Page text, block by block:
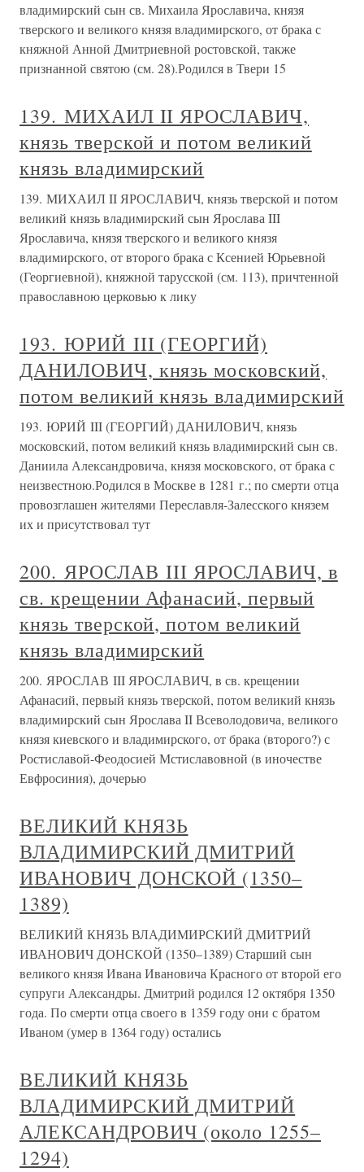
владимирский сын св. Михаила Ярославича, князя
тверского и великого князя владимирского, от брака с
княжной Анной Дмитриевной ростовской, также
признанной святою (см. 28).Родился в Твери 15
139. МИХАИЛ II ЯРОСЛАВИЧ,
князь тверской и потом великий
князь владимирский
139. МИХАИЛ II ЯРОСЛАВИЧ, князь тверской и потом
великий князь владимирский сын Ярослава III
Ярославича, князя тверского и великого князя
владимирского, от второго брака с Ксенией Юрьевной
(Георгиевной), княжной тарусской (см. 113), причтенной
православною церковью к лику
193. ЮРИЙ III (ГЕОРГИЙ)
ДАНИЛОВИЧ, князь московский,
потом великий князь владимирский
193. ЮРИЙ III (ГЕОРГИЙ) ДАНИЛОВИЧ, князь
московский, потом великий князь владимирский сын св.
Даниила Александровича, князя московского, от брака с
неизвестною.Родился в Москве в 1281 г.; по смерти отца
провозглашен жителями Переславля-Залесского князем
их и присутствовал тут
200. ЯРОСЛАВ III ЯРОСЛАВИЧ, в
св. крещении Афанасий, первый
князь тверской, потом великий
князь владимирский
200. ЯРОСЛАВ III ЯРОСЛАВИЧ, в св. крещении
Афанасий, первый князь тверской, потом великий князь
владимирский сын Ярослава II Всеволодовича, великого
князя киевского и владимирского, от брака (второго?) с
Ростиславой-Феодосией Мстиславовной (в иночестве
Евфросиния), дочерью
ВЕЛИКИЙ КНЯЗЬ
ВЛАДИМИРСКИЙ ДМИТРИЙ
ИВАНОВИЧ ДОНСКОЙ (1350–
1389)
ВЕЛИКИЙ КНЯЗЬ ВЛАДИМИРСКИЙ ДМИТРИЙ
ИВАНОВИЧ ДОНСКОЙ (1350–1389) Старший сын
великого князя Ивана Ивановича Красного от второй его
супруги Александры. Дмитрий родился 12 октября 1350
года. По смерти отца своего в 1359 году они с братом
Иваном (умер в 1364 году) остались
ВЕЛИКИЙ КНЯЗЬ
ВЛАДИМИРСКИЙ ДМИТРИЙ
АЛЕКСАНДРОВИЧ (около 1255–
1294)